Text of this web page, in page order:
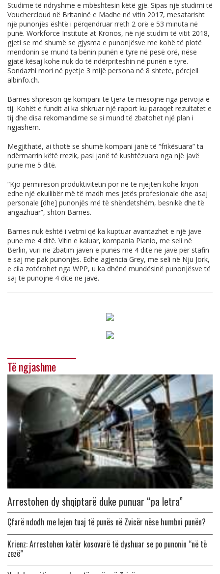
Studime të ndryshme e mbështesin këtë gjë. Sipas një studimi të
Vouchercloud në Britaninë e Madhe në vitin 2017, mesatarisht
një punonjës është i përqendruar rreth 2 orë e 53 minuta në
punë. Workforce Institute at Kronos, në një studim të vitit 2018,
gjeti se më shumë se gjysma e punonjësve me kohë të plotë
mendonin se mund ta bënin punën e tyre në pesë orë, nëse
gjatë kësaj kohe nuk do të ndërpriteshin në punën e tyre.
Sondazhi mori në pyetje 3 mijë persona në 8 shtete, përcjell
albinfo.ch.
Barnes shpreson që kompani të tjera të mësojnë nga përvoja e
tij. Kohët e fundit ai ka shkruar një raport ku paraqet rezultatet e
tij dhe disa rekomandime se si mund të zbatohet një plan i
ngjashëm.
Megjithatë, ai thotë se shumë kompani janë të “frikësuara” ta
ndërmarrin këtë rrezik, pasi janë të kushtëzuara nga një javë
pune me 5 ditë.
“Kjo përmirëson produktivitetin por në të njëjtën kohë krijon
edhe një ekuilibër më të madh mes jetës profesionale dhe asaj
personale [dhe] punonjës më të shëndetshëm, besnikë dhe të
angazhuar”, shton Barnes.
Barnes nuk është i vetmi që ka kuptuar avantazhet e një jave
pune me 4 ditë. Vitin e kaluar, kompania Planio, me seli në
Berlin, vuri në zbatim javën e punës me 4 ditë në javë për stafin
e saj me pak punonjës. Edhe agjencia Grey, me seli në Nju Jork,
e cila zotërohet nga WPP, u ka dhënë mundësinë punonjësve të
saj të punojnë 4 ditë në javë.
Të ngjashme
Arrestohen dy shqiptarë duke punuar “pa letra”
Çfarë ndodh me lejen tuaj të punës në Zvicër nëse humbni punën?
Krienz: Arrestohen katër kosovarë të dyshuar se po punonin “në të
zezë”